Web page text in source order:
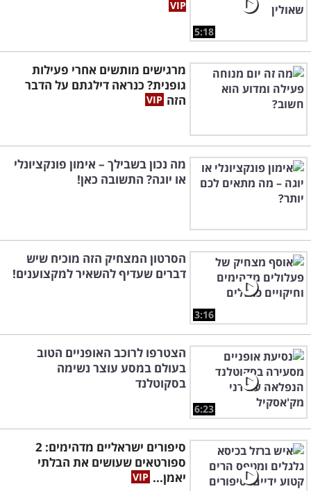
5:18
מרגישים מותשים אחרי פעילות
גופנית? כנראה דילגתם על הדבר
הזה
מה נכון בשבילך – אימון פונקציונלי
או יוגה? התשובה כאן!
3:16
הסרטון המצחיק הזה מוכיח שיש
דברים שעדיף להשאיר למקצוענים!
6:23
הצטרפו לרוכב האופניים הטוב
בעולם במסע עוצר נשימה
בסקוטלנד
סיפורים ישראליים מדהימים: 2
ספורטאים שעושים את הבלתי
יאמן...